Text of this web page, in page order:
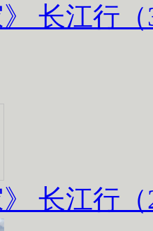
》 长江行
》 长江行